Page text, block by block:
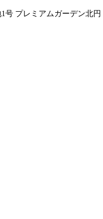
号 プレミアムガーデン北円